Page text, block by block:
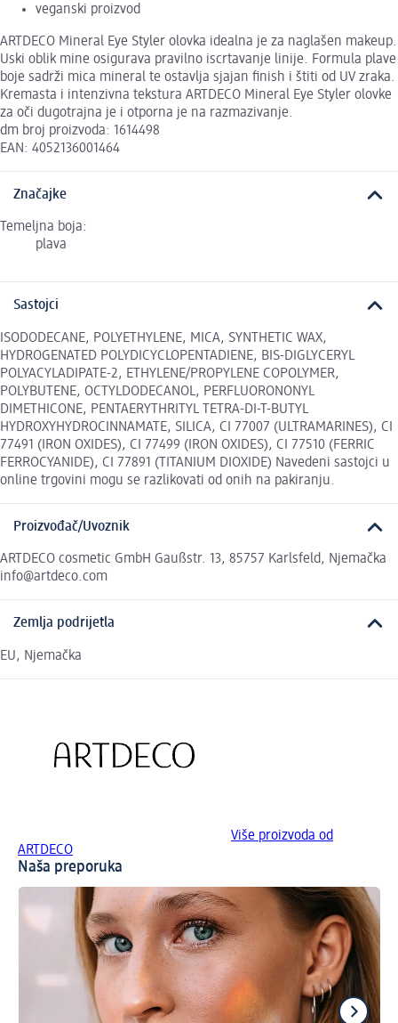
veganski proizvod
ARTDECO Mineral Eye Styler olovka idealna je za naglašen makeup.
Uski oblik mine osigurava pravilno iscrtavanje linije. Formula plave
boje sadrži mica mineral te ostavlja sjajan finish i štiti od UV zraka.
Kremasta i intenzivna tekstura ARTDECO Mineral Eye Styler olovke
za oči dugotrajna je i otporna je na razmazivanje.
dm broj proizvoda: 1614498
EAN: 4052136001464
Značajke
Temeljna boja:
plava
Sastojci
ISODODECANE, POLYETHYLENE, MICA, SYNTHETIC WAX,
HYDROGENATED POLYDICYCLOPENTADIENE, BIS-DIGLYCERYL
POLYACYLADIPATE-2, ETHYLENE/PROPYLENE COPOLYMER,
POLYBUTENE, OCTYLDODECANOL, PERFLUORONONYL
DIMETHICONE, PENTAERYTHRITYL TETRA-DI-T-BUTYL
HYDROXYHYDROCINNAMATE, SILICA, CI 77007 (ULTRAMARINES), CI
77491 (IRON OXIDES), CI 77499 (IRON OXIDES), CI 77510 (FERRIC
FERROCYANIDE), CI 77891 (TITANIUM DIOXIDE) Navedeni sastojci u
online trgovini mogu se razlikovati od onih na pakiranju.
Proizvođač/Uvoznik
ARTDECO cosmetic GmbH Gaußstr. 13, 85757 Karlsfeld, Njemačka
info@artdeco.com
Zemlja podrijetla
EU, Njemačka
Više proizvoda od
ARTDECO
Naša preporuka